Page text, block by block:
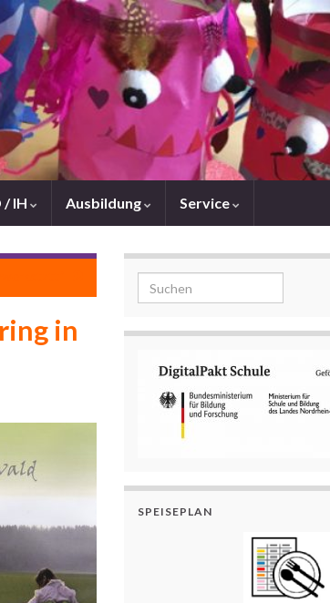
/ IH Ausbildung Service
in
Search for:
SPEISEPLAN